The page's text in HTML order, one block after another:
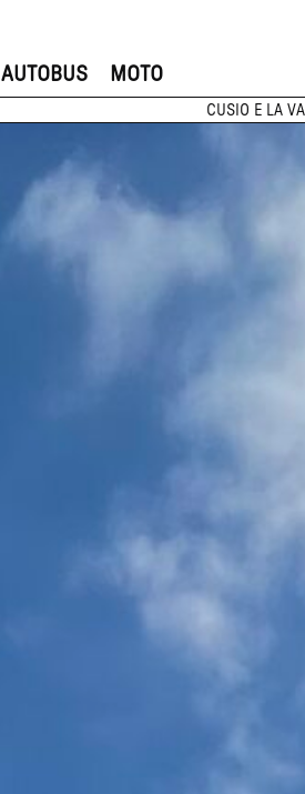
AUTOBUS MOTO
CUSIO E LA